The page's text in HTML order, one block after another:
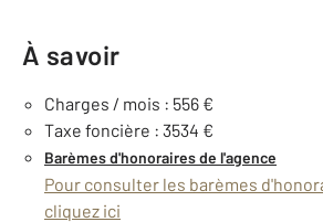
À savoir
Charges / mois : 556 €
Taxe foncière : 3534 €
Barèmes d'honoraires de l'agence
Pour consulter les barèmes
cliquez ici